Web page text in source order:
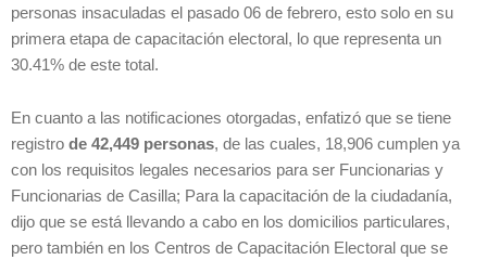
personas insaculadas el pasado 06 de febrero, esto solo en su
primera etapa de capacitación electoral, lo que representa un
30.41% de este total.
En cuanto a las notificaciones otorgadas, enfatizó que se tiene
registro de 42,449 personas, de las cuales, 18,906 cumplen ya
con los requisitos legales necesarios para ser Funcionarias y
Funcionarias de Casilla; Para la capacitación de la ciudadanía,
dijo que se está llevando a cabo en los domicilios particulares,
pero también en los Centros de Capacitación Electoral que se